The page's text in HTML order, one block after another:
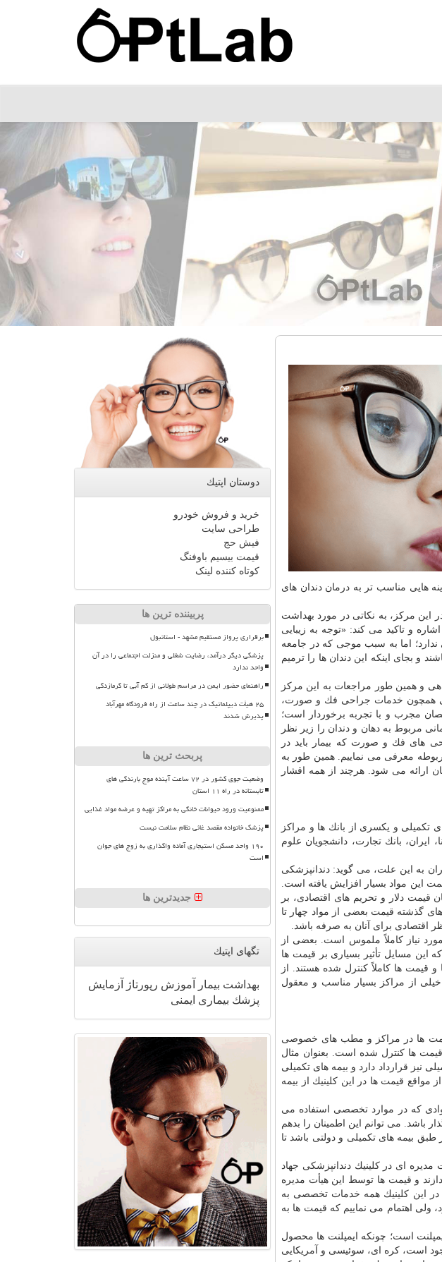
هایی مناسب تر به درمان دندان های
این مركز، به نكاتی در مورد بهداشت
و تاكید می كند: «توجه به زیبایی
اما به سبب موجی كه در جامعه
و بجای اینكه این دندان ها را ترمیم
و همین طور مراجعات به این مركز
كلیه خدمات تخصصی همچون خدمات جراحی فك و صورت،
مجرب و با تجربه برخوردار است؛
مربوط به دهان و دندان را زیر نظر
های فك و صورت كه بیمار باید در
معرفی می نماییم. همین طور به
ارائه می شود. هرچند از همه اقشار
تكمیلی و یكسری از بانك ها و مراكز
ایران، بانك تجارت، دانشجویان علوم
به این علت، می گوید: دندانپزشكی
این مواد بسیار افزایش یافته است.
قیمت دلار و تحریم های اقتصادی، بر
گذشته قیمت بعضی از مواد چهار تا
اقتصادی برای آنان به صرفه باشد.
نیاز كاملاً ملموس است. بعضی از
این مسایل تأثیر بسیاری بر قیمت ها
قیمت ها كاملاً كنترل شده هستند. از
از مراكز بسیار مناسب و معقول
ها در مراكز و مطب های خصوصی
ها كنترل شده است. بعنوان مثال
نیز قرارداد دارد و بیمه های تكمیلی
قیمت ها در این كلینیك از بیمه
كه در موارد تخصصی استفاده می
باشد. می توانم این اطمینان را بدهم
بیمه های تكمیلی و دولتی باشد تا
ای در كلینیك دندانپزشكی جهاد
و قیمت ها توسط این هیأت مدیره
این كلینیك همه خدمات تخصصی به
ولی اهتمام می نماییم كه قیمت ها به
است؛ چونكه ایمپلنت ها محصول
است، كره ای، سوئیسی و آمریكایی
دوستان اپتیك
خرید و فروش خودرو
طراحی سایت
فیش حج
قیمت بیسیم باوفنگ
کوتاه کننده لینک
پربیننده ترین ها
برقراری پرواز مستقیم مشهد - استانبول
پزشکی دیگر درآمد، رضایت شغلی و منزلت اجتماعی را در آن
واحد ندارد
راهنمای حضور ایمن در مراسم طولانی از کم آبی تا گرمازدگی
۲۵ هیأت دیپلماتیک در چند ساعت از راه فرودگاه مهرآباد
پذیرش شدند
پربحث ترین ها
وضعیت جوی کشور در ۷۲ ساعت آینده موج بارندگی های
تابستانه در راه ۱۱ استان
ممنوعیت ورود حیوانات خانگی به مراکز تهیه و عرضه مواد غذایی
پزشک خانواده مقصد غائی نظام سلامت نیست
۱۹۰ واحد مسکن استیجاری آماده واگذاری به زوج های جوان
است
جدیدترین ها
تگهای اپتیك
بهداشت بیمار آموزش رپورتاژ
آزمایش
پزشك بیماری ایمنی